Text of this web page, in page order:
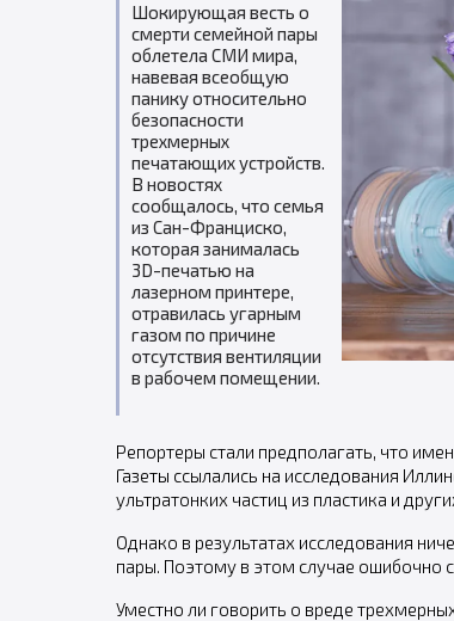
Шокирующая весть о
смерти семейной пары
облетела СМИ мира,
навевая всеобщую
панику относительно
безопасности
трехмерных
печатающих устройств.
В новостях
сообщалось, что семья
из Сан-Франциско,
которая занималась
3D-печатью на
лазерном принтере,
отравилась угарным
газом по причине
отсутствия вентиляции
в рабочем помещении.
Репортеры стали предполагать, что
Газеты ссылались на исследования
ультратонких частиц из пластика и
Однако в результатах исследования
пары. Поэтому в этом случае ошибочно
Уместно ли говорить о вреде